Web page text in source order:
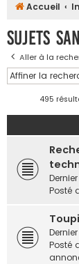
Accueil
Sujets
Aller à la
495
Posté
Posté